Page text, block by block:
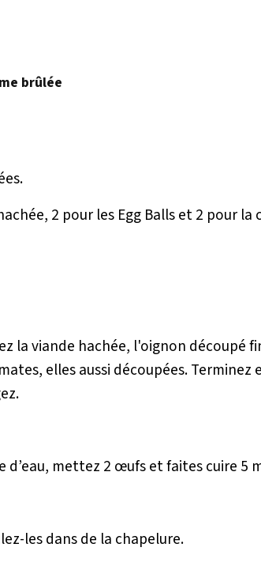
brûlée
2 pour les Egg Balls et 2 pour la
la viande hachée, l'oignon découpé
elles aussi découpées. Terminez
d’eau, mettez 2 œufs et faites cuire 5
les dans de la chapelure.